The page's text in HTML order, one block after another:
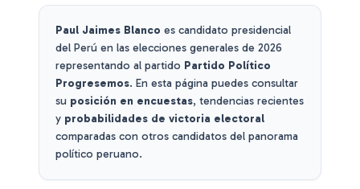
Paul Jaimes Blanco es candidato presidencial
del Perú en las elecciones generales de 2026
representando al partido Partido Político
Progresemos. En esta página puedes consultar
su posición en encuestas, tendencias recientes
y probabilidades de victoria electoral
comparadas con otros candidatos del panorama
político peruano.